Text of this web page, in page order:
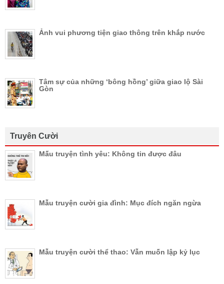
Ảnh vui phương tiện giao thông trên khắp nước
Tâm sự của những ‘bông hồng’ giữa giao lộ Sài
Gòn
Truyên Cười
Mấu truyện tình yêu: Không tin được đâu
Mẫu truyện cười gia đình: Mục đích ngăn ngừa
Mẫu truyện cười thể thao: Vẫn muốn lập kỷ lục